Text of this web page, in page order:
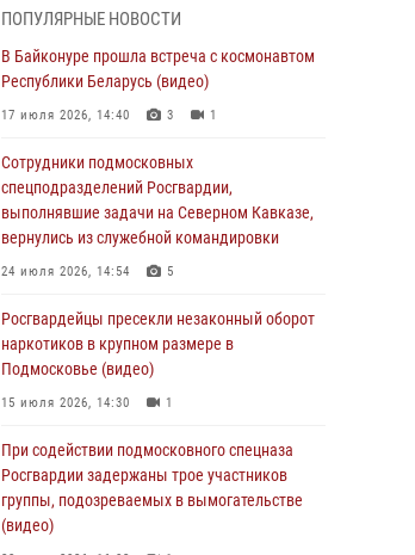
подмосковного главка Росгвардии
отработали навыки огневой подготовки на
комплексных учениях
04 августа 2026, 12:21
За прошедший месяц росгвардейцы 7386 раз
выезжали по сигналам «Тревога» с
охраняемых объектов в Подмосковье
04 августа 2026, 12:15
супермаркета в Подмосковье (видео)
03 августа 2026, 15:32 1
Подмосковье (видео)
03 августа 2026, 15:08 1
В Подмосковье отметили годовщину со Дня
ПОПУЛЯРНЫЕ НОВОСТИ
В Байконуре прошла встреча с космонавтом
Республики Беларусь (видео)
17 июля 2026, 14:40 3 1
Сотрудники подмосковных
спецподразделений Росгвардии,
выполнявшие задачи на Северном Кавказе,
вернулись из служебной командировки
24 июля 2026, 14:54 5
Росгвардейцы пресекли незаконный оборот
наркотиков в крупном размере в
Подмосковье (видео)
15 июля 2026, 14:30 1
При содействии подмосковного спецназа
Росгвардии задержаны трое участников
группы, подозреваемых в вымогательстве
(видео)